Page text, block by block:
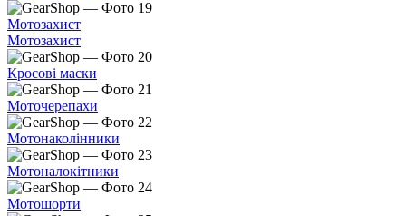
Мотозахист
Мотозахист
Кросові маски
Моточерепахи
Мотонаколінники
Мотоналокітники
Мотошорти